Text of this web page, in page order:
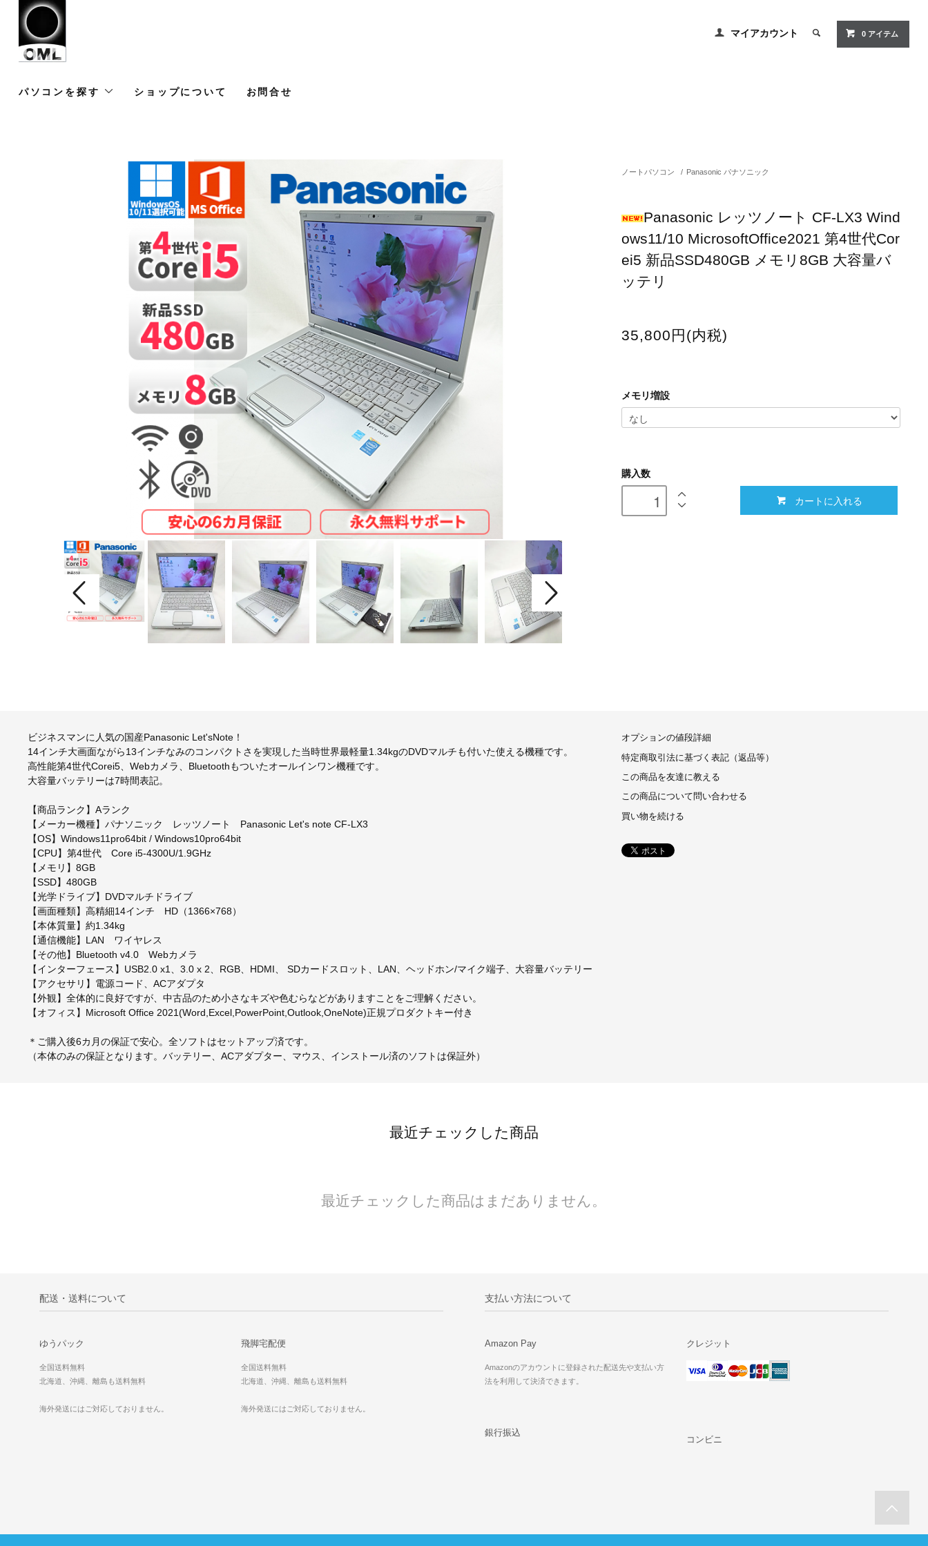
マイアカウント 0 アイテム
パソコンを探す ショップについて お問合せ
ノートパソコン / Panasonic パナソニック
Panasonic レッツノート CF-LX3 Wind
ows11/10 MicrosoftOffice2021 第4世代Cor
ei5 新品SSD480GB メモリ8GB 大容量バ
ッテリ
35,800円(内税)
メモリ増設
購入数
カートに入れる
ビジネスマンに人気の国産Panasonic Let'sNote！
14インチ大画面ながら13インチなみのコンパクトさを実現した当時世界最軽量1.34kgのDVDマルチも付いた使える機種です。
高性能第4世代Corei5、Webカメラ、Bluetoothもついたオールインワン機種です。
大容量バッテリーは7時間表記。
【商品ランク】Aランク
【メーカー機種】パナソニック レッツノート Panasonic Let's note CF-LX3
【OS】Windows11pro64bit / Windows10pro64bit
【CPU】第4世代 Core i5-4300U/1.9GHz
【メモリ】8GB
【SSD】480GB
【光学ドライブ】DVDマルチドライブ
【画面種類】高精細14インチ HD（1366×768）
【本体質量】約1.34kg
【通信機能】LAN ワイヤレス
【その他】Bluetooth v4.0 Webカメラ
【インターフェース】USB2.0 x1、3.0 x 2、RGB、HDMI、 SDカードスロット、LAN、ヘッドホン/マイク端子、大容量バッテリー
【アクセサリ】電源コード、ACアダプタ
【外観】全体的に良好ですが、中古品のため小さなキズや色むらなどがありますことをご理解ください。
【オフィス】Microsoft Office 2021(Word,Excel,PowerPoint,Outlook,OneNote)正規プロダクトキー付き
＊ご購入後6カ月の保証で安心。全ソフトはセットアップ済です。
（本体のみの保証となります。バッテリー、ACアダプター、マウス、インストール済のソフトは保証外）
オプションの値段詳細
特定商取引法に基づく表記（返品等）
この商品を友達に教える
この商品について問い合わせる
買い物を続ける
最近チェックした商品
最近チェックした商品はまだありません。
配送・送料について
ゆうパック
全国送料無料
北海道、沖縄、離島も送料無料
海外発送にはご対応しておりません。
飛脚宅配便
全国送料無料
北海道、沖縄、離島も送料無料
海外発送にはご対応しておりません。
支払い方法について
Amazon Pay
Amazonのアカウントに登録された配送先や支払い方
法を利用して決済できます。
クレジット
銀行振込
コンビニ